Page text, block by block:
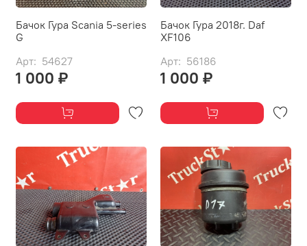
Бачок Гура Scania 5-series
G
Арт: 54627
1 000 ₽
Бачок Гура 2018г. Daf
XF106
Арт: 56186
1 000 ₽